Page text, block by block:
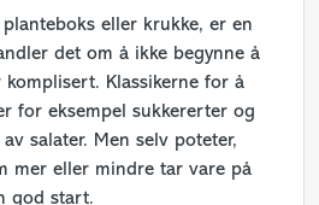
eller krukke, er en
det om å ikke begynne å
Klassikerne for å
for eksempel sukkererter og
salater. Men selv poteter,
mer eller mindre tar vare på
god start.